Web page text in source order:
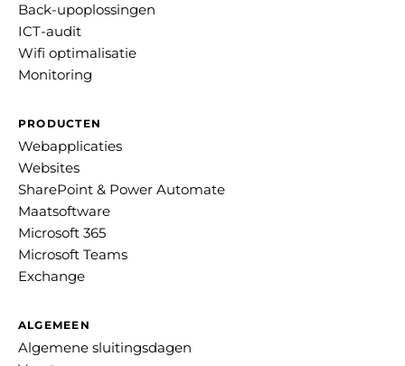
Back-upoplossingen
ICT-audit
Wifi optimalisatie
Monitoring
PRODUCTEN
Webapplicaties
Websites
SharePoint & Power Automate
Maatsoftware
Microsoft 365
Microsoft Teams
Exchange
ALGEMEEN
Algemene sluitingsdagen